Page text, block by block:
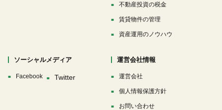
不動産投資の税金
賃貸物件の管理
資産運用のノウハウ
ソーシャルメディア
Facebook
運営会社情報
運営会社
個人情報保護方針
お問い合わせ